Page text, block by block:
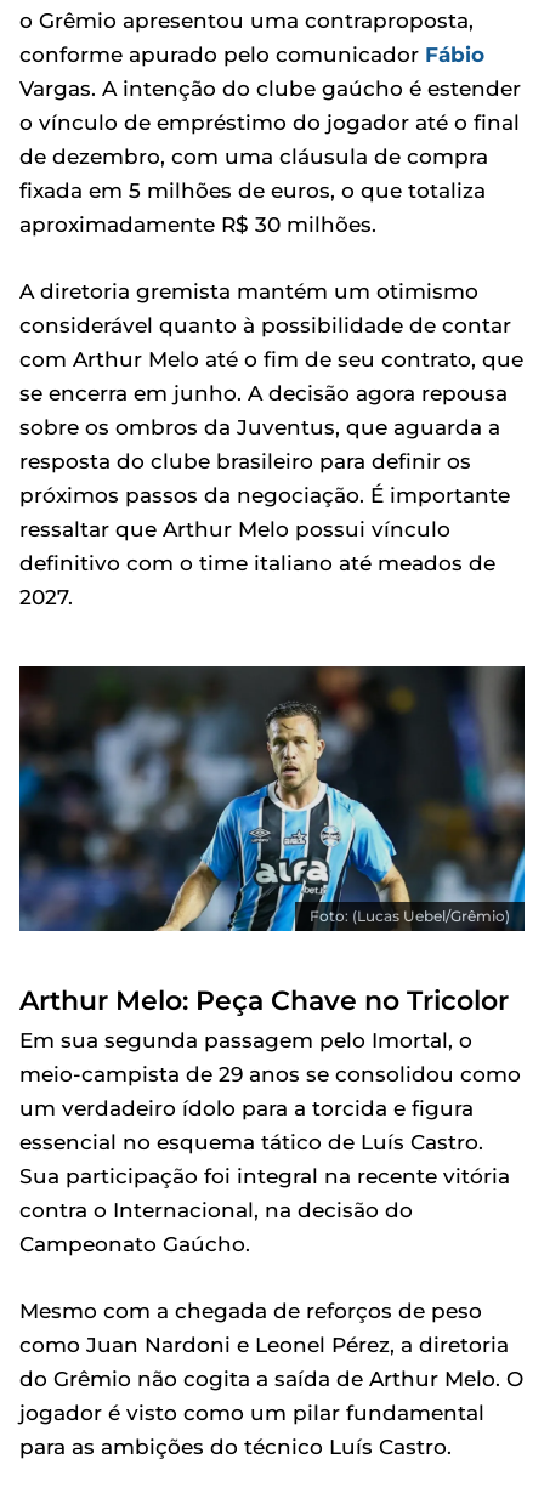
o Grêmio apresentou uma contraproposta,
conforme apurado pelo comunicador Fábio
Vargas. A intenção do clube gaúcho é estender
o vínculo de empréstimo do jogador até o final
de dezembro, com uma cláusula de compra
fixada em 5 milhões de euros, o que totaliza
aproximadamente R$ 30 milhões.
A diretoria gremista mantém um otimismo
considerável quanto à possibilidade de contar
com Arthur Melo até o fim de seu contrato, que
se encerra em junho. A decisão agora repousa
sobre os ombros da Juventus, que aguarda a
resposta do clube brasileiro para definir os
próximos passos da negociação. É importante
ressaltar que Arthur Melo possui vínculo
definitivo com o time italiano até meados de
2027.
Foto: (Lucas Uebel/Grêmio)
Arthur Melo: Peça Chave no Tricolor
Em sua segunda passagem pelo Imortal, o
meio-campista de 29 anos se consolidou como
um verdadeiro ídolo para a torcida e figura
essencial no esquema tático de Luís Castro.
Sua participação foi integral na recente vitória
contra o Internacional, na decisão do
Campeonato Gaúcho.
Mesmo com a chegada de reforços de peso
como Juan Nardoni e Leonel Pérez, a diretoria
do Grêmio não cogita a saída de Arthur Melo. O
jogador é visto como um pilar fundamental
para as ambições do técnico Luís Castro.